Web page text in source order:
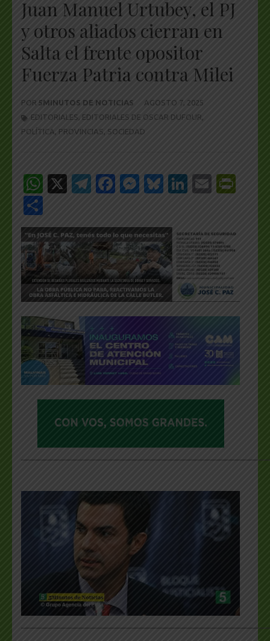
Juan Manuel Urtubey, el PJ
y otros aliados cierran en
Salta el frente opositor
Fuerza Patria contra Milei
POR 5MINUTOS DE NOTICIAS
AGOSTO 7, 2025
EDITORIALES, EDITORIALES DE OSCAR DUFOUR,
POLÍTICA , PROVINCIAS , SOCIEDAD
WhatsApp
X Telegram
Facebook
Messenger
Bluesky
LinkedIn
Email